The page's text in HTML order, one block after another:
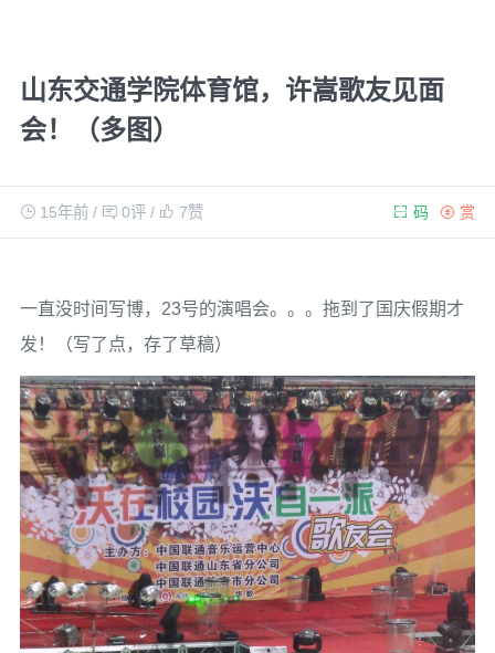
山东交通学院体育馆，许嵩歌友见面
会！（多图）
15年前/ 0评/ 7赞 赏
码
一直没时间写博，23号的演唱会。。。拖到了国庆假期才
发！（写了点，存了草稿）